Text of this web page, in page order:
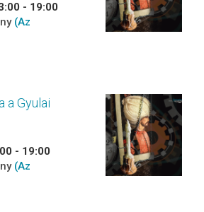
- 19:00
(Az
a Gyulai
- 19:00
(Az